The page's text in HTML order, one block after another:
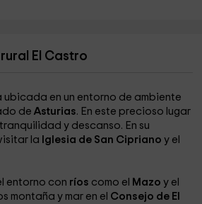
El Castro
ubicada en un entorno de ambiente
deAsturias. En este precioso lugar
y descanso. En su
la Iglesia de San Cipriano y el
entorno con ríos como el Mazo y el
montaña y mar en el Consejo de El